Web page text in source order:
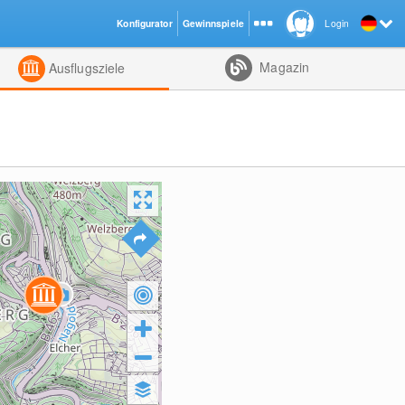
Ausflugsziele Magazin
Login
Konfigurator Gewinnspiele